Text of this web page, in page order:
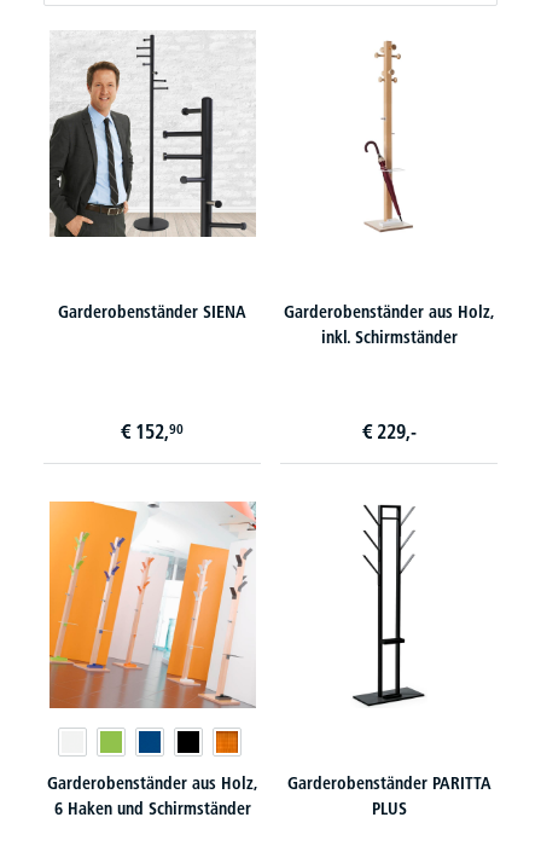
Garderobenständer SIENA
€ 152,90
Garderobenständer aus Holz,
inkl. Schirmständer
€ 229,-
Garderobenständer aus Holz,
6 Haken und Schirmständer
Garderobenständer PARITTA
PLUS